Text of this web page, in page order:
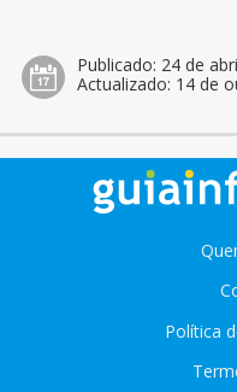
Publicado: 24 de
Actualizado: 14 de
Política